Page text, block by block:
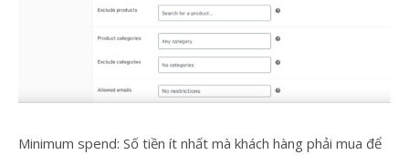
Minimum spend: Số tiền ít nhất mà khách hàng phải mua để